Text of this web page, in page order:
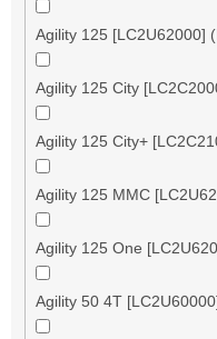
Agility 125 [LC2U62000]
Agility 125 City
Agility 125 City+
Agility 125 MMC
Agility 125 One
Agility 50 4T